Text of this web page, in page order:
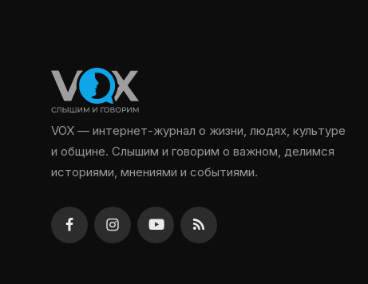
VOX — интернет-журнал о жизни, людях, культуре
и общине. Слышим и говорим о важном, делимся
историями, мнениями и событиями.